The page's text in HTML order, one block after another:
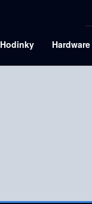
Hodinky Hardware